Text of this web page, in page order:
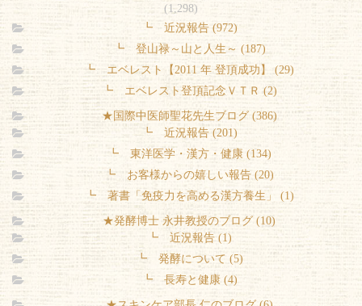
(1,298)
┗ 近況報告 (972)
┗ 登山禄～山と人生～ (187)
┗ エベレスト【2011 年 登頂成功】 (29)
┗ エベレスト登頂記念ＶＴＲ (2)
★国際中医師聖花先生ブログ (386)
┗ 近況報告 (201)
┗ 東洋医学・漢方・健康 (134)
┗ お客様からの嬉しい報告 (20)
┗ 著書「免疫力を高める漢方養生」 (1)
★発酵博士 永井教授のブログ (10)
┗ 近況報告 (1)
┗ 発酵について (5)
┗ 長寿と健康 (4)